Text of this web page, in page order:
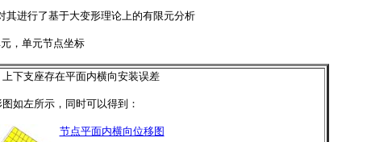
进行了基于大变形理论上的有限元分析
，单元节点坐标
下支座存在平面内横向安装误差
如左所示，同时可以得到：
节点平面内横向位移图